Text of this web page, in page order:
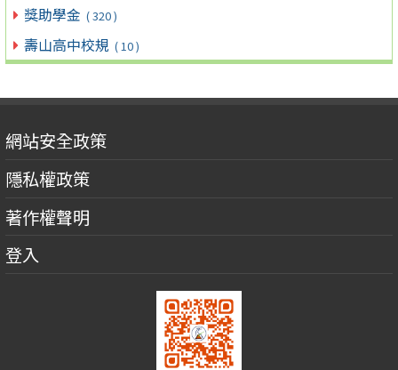
獎助學金 ( 320 )
壽山高中校規 ( 10 )
網站安全政策
隱私權政策
著作權聲明
登入